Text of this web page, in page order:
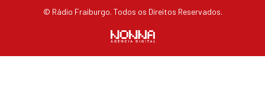
© Rádio Fraiburgo. Todos os Direitos Reservados.